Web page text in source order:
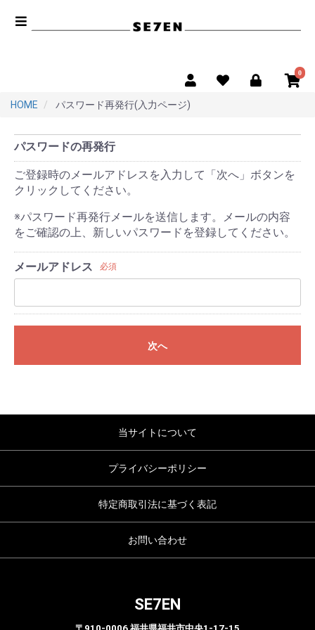
0
HOME パスワード再発行(入力ページ)
パスワードの再発行
ご登録時のメールアドレスを入力して「次へ」ボタンを
クリックしてください。
※パスワード再発行メールを送信します。メールの内容
をご確認の上、新しいパスワードを登録してください。
メールアドレス 必須
次へ
当サイトについて
プライバシーポリシー
特定商取引法に基づく表記
お問い合わせ
SE7EN